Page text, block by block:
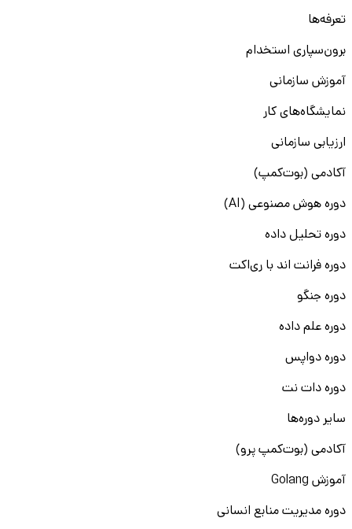
تعرفه‌ها
برون‌سپاری استخدام
آموزش سازمانی
نمایشگاه‌های کار
ارزیابی سازمانی
آکادمی (بوت‌کمپ)
دوره هوش مصنوعی (AI)
دوره تحلیل داده
دوره فرانت اند با ری‌اکت
دوره جنگو
دوره علم داده
دوره دواپس
دوره دات نت
سایر دوره‌ها
آکادمی (بوت‌کمپ پرو)
آموزش Golang
دوره مدیریت منابع انسانی